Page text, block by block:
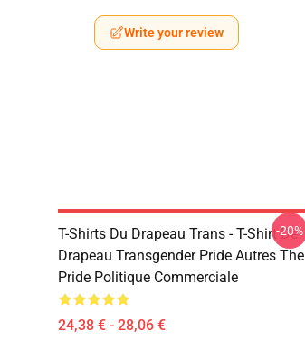
Write your review
T-Shirts Du Drapeau Trans - T-Shirt De
Drapeau Transgender Pride Autres The
Pride Politique Commerciale
24,38 € - 28,06 €
-20%